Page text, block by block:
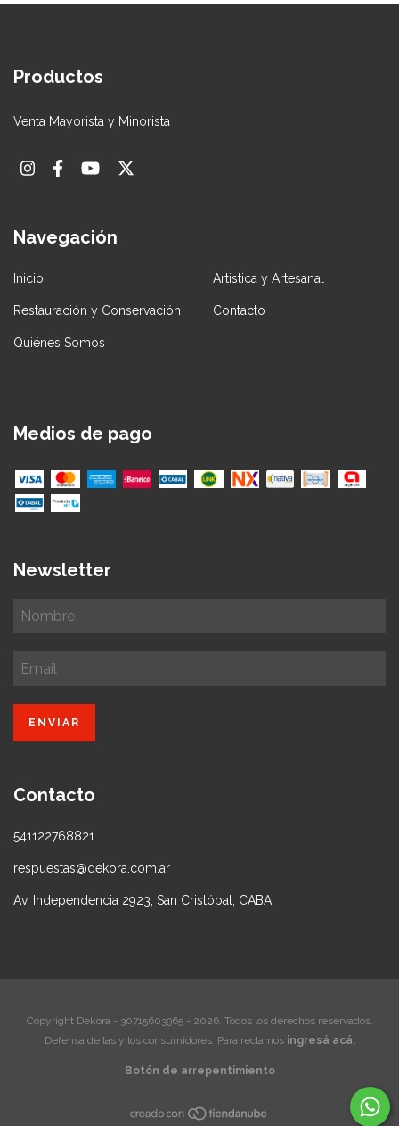
Productos
Venta Mayorista y Minorista
Navegación
Inicio Artistica y Artesanal
Restauración y Conservación Contacto
Quiénes Somos
Medios de pago
Newsletter
Contacto
541122768821
respuestas@dekora.com.ar
Av. Independencia 2923, San Cristóbal, CABA
Copyright Dekora - 30715603965 - 2026. Todos los derechos reservados.
Defensa de las y los consumidores. Para reclamos ingresá acá.
Botón de arrepentimiento